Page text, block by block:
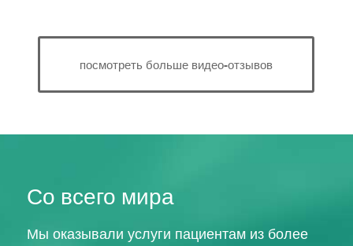
посмотреть больше видео-отзывов
Со всего мира
Мы оказывали услуги пациентам из более